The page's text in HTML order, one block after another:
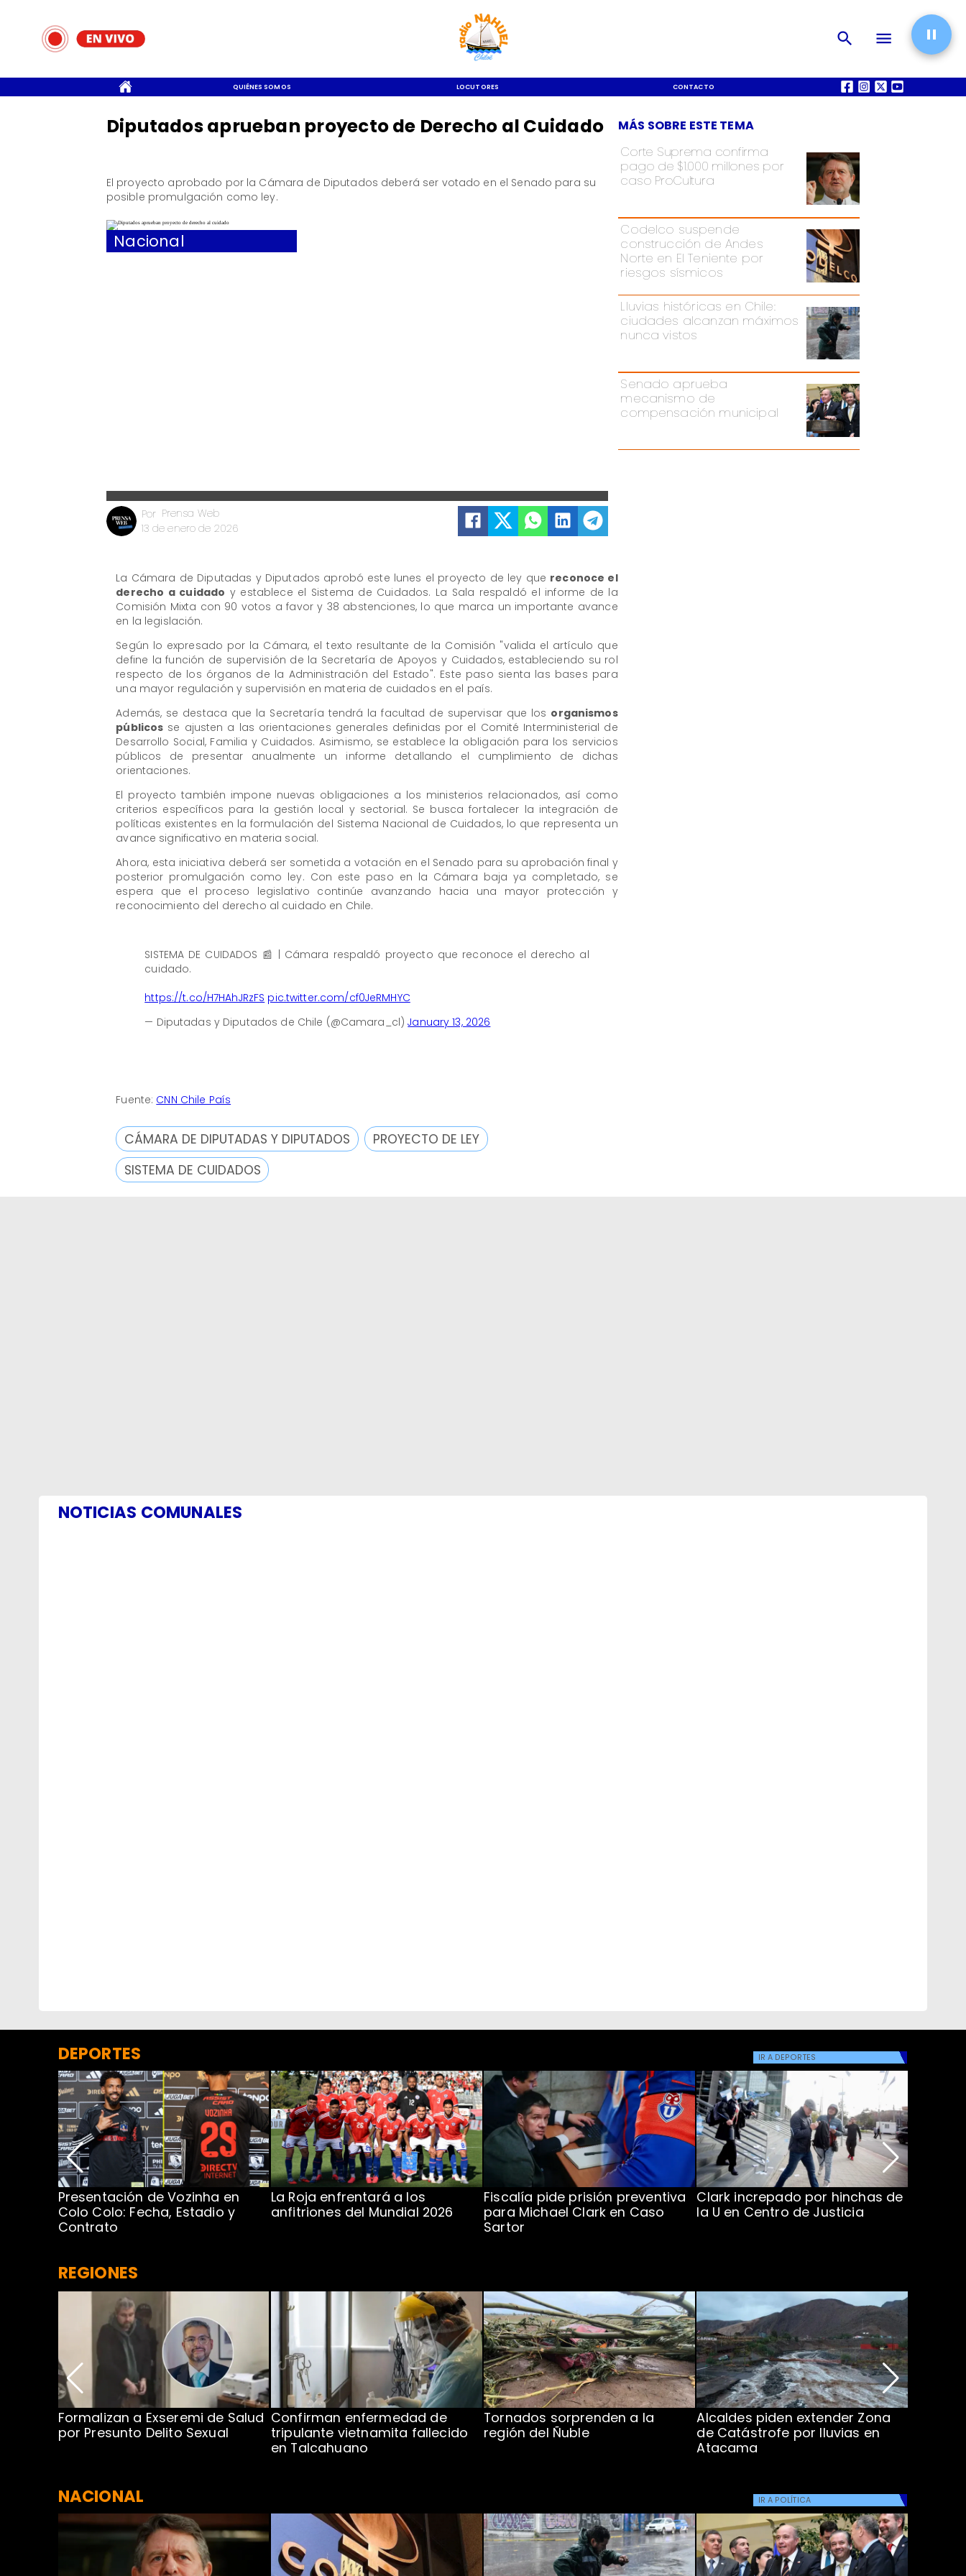
QUIÉNES SOMOS LOCUTORES CONTACTO QUIÉNES SOMOS
Nacional
Prensa Web
Por
13 de enero de 2026
Corte Suprema confirma
pago de $1.000 millones por
caso ProCultura
Codelco suspende
construcción de Andes
Norte en El Teniente por
riesgos sísmicos
Lluvias históricas en Chile:
ciudades alcanzan máximos
nunca vistos
Senado aprueba
mecanismo de
compensación municipal
MÁS SOBRE ESTE TEMA
Diputados aprueban proyecto de Derecho al Cuidado
El proyecto aprobado por la Cámara de Diputados deberá ser votado en el Senado para su
posible promulgación como ley.
La Cámara de Diputadas y Diputados aprobó este lunes el proyecto de ley que reconoce el
derecho a cuidado y establece el Sistema de Cuidados. La Sala respaldó el informe de la
Comisión Mixta con 90 votos a favor y 38 abstenciones, lo que marca un importante avance
en la legislación.
Según lo expresado por la Cámara, el texto resultante de la Comisión "valida el artículo que
define la función de supervisión de la Secretaría de Apoyos y Cuidados, estableciendo su rol
respecto de los órganos de la Administración del Estado". Este paso sienta las bases para
una mayor regulación y supervisión en materia de cuidados en el país.
Además, se destaca que la Secretaría tendrá la facultad de supervisar que los organismos
públicos se ajusten a las orientaciones generales definidas por el Comité Interministerial de
Desarrollo Social, Familia y Cuidados. Asimismo, se establece la obligación para los servicios
públicos de presentar anualmente un informe detallando el cumplimiento de dichas
orientaciones.
El proyecto también impone nuevas obligaciones a los ministerios relacionados, así como
criterios específicos para la gestión local y sectorial. Se busca fortalecer la integración de
políticas existentes en la formulación del Sistema Nacional de Cuidados, lo que representa un
avance significativo en materia social.
Ahora, esta iniciativa deberá ser sometida a votación en el Senado para su aprobación final y
posterior promulgación como ley. Con este paso en la Cámara baja ya completado, se
espera que el proceso legislativo continúe avanzando hacia una mayor protección y
reconocimiento del derecho al cuidado en Chile.
SISTEMA DE CUIDADOS 📰 | Cámara respaldó proyecto que reconoce el derecho al
cuidado.
https://t.co/H7HAhJRzFS pic.twitter.com/cf0JeRMHYC
— Diputadas y Diputados de Chile (@Camara_cl)January 13, 2026
Fuente: CNN Chile País
CÁMARA DE DIPUTADAS Y DIPUTADOS
PROYECTO DE LEY
SISTEMA DE CUIDADOS
NOTICIAS COMUNALES
DEPORTES IR A DEPORTES
Presentación de Vozinha en
Colo Colo: Fecha, Estadio y
Contrato
La Roja enfrentará a los
anfitriones del Mundial 2026
Fiscalía pide prisión preventiva
para Michael Clark en Caso
Sartor
Clark increpado por hinchas de
la U en Centro de Justicia
REGIONES
Formalizan a Exseremi de Salud
por Presunto Delito Sexual
Confirman enfermedad de
tripulante vietnamita fallecido
en Talcahuano
Tornados sorprenden a la
región del Ñuble
Alcaldes piden extender Zona
de Catástrofe por lluvias en
Atacama
NACIONAL IR A POLÍTICA